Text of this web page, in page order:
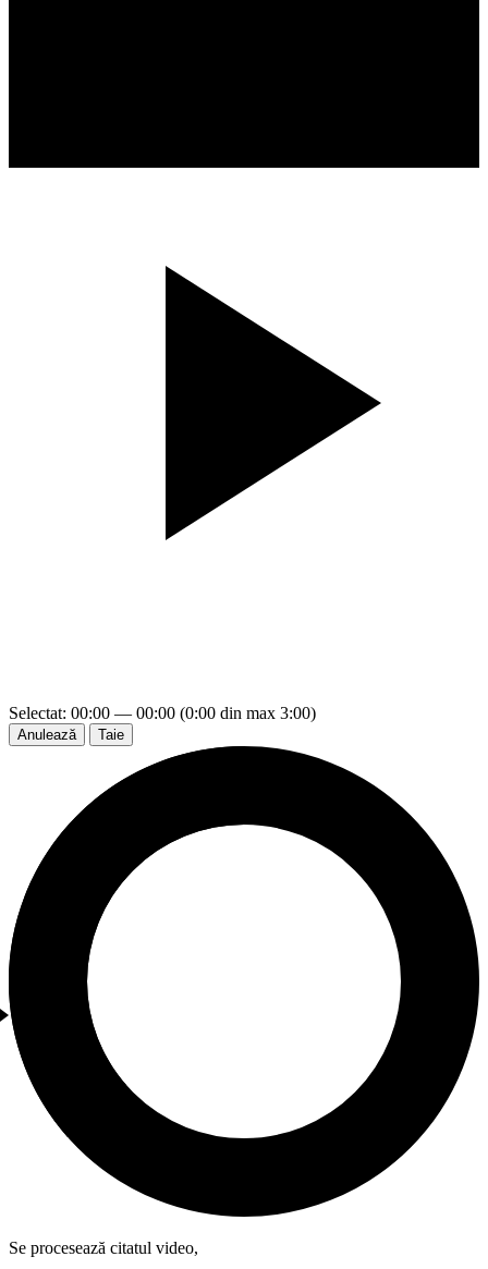
Selectat: 00:00 — 00:00 (0:00 din max 3:00)
Anulează Taie
Se procesează citatul video,